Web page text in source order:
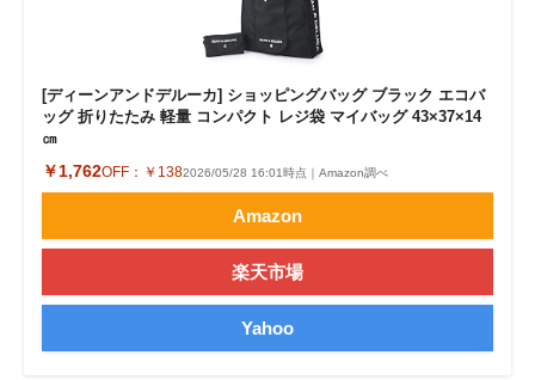
[ディーンアンドデルーカ] ショッピングバッグ ブラック エコバ
ッグ 折りたたみ 軽量 コンパクト レジ袋 マイバッグ 43×37×14
㎝
￥1,762OFF： ￥1382026/05/28 16:01時点｜Amazon調べ
Amazon
楽天市場
Yahoo